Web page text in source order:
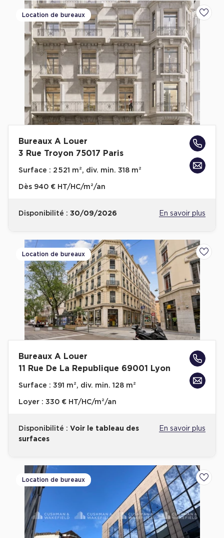
Location de bureaux
Bureaux A Louer
3 Rue Troyon 75017 Paris
Surface : 2 521 m², div. min. 318 m²
Dès 940 € HT/HC/m²/an
Disponibilité : 30/09/2026 En savoir plus
Location de bureaux
Bureaux A Louer
11 Rue De La Republique 69001 Lyon
Surface : 391 m², div. min. 128 m²
Loyer : 330 € HT/HC/m²/an
Disponibilité : Voir le tableau des
surfaces
En savoir plus
Location de bureaux